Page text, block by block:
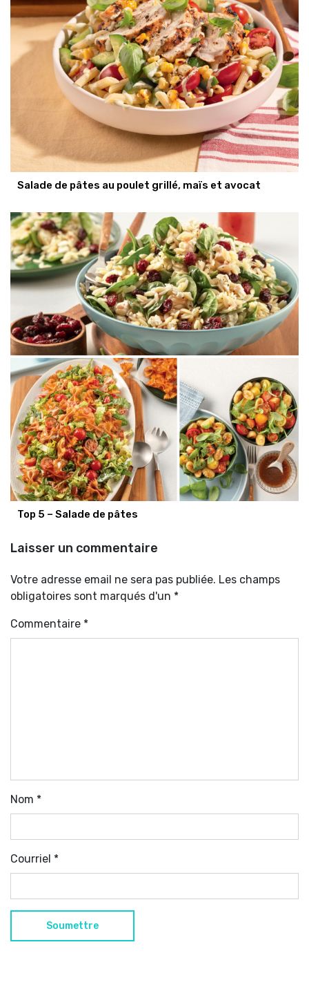
Salade de pâtes au poulet grillé, maïs et avocat
Top 5 – Salade de pâtes
Laisser un commentaire
Votre adresse email ne sera pas publiée. Les champs
obligatoires sont marqués d'un *
Commentaire *
Nom *
Courriel *